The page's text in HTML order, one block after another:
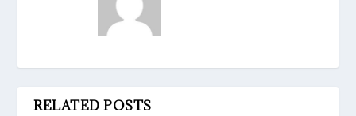
RELATED POSTS